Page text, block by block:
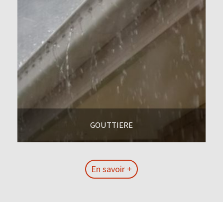
GOUTTIERE
En savoir +